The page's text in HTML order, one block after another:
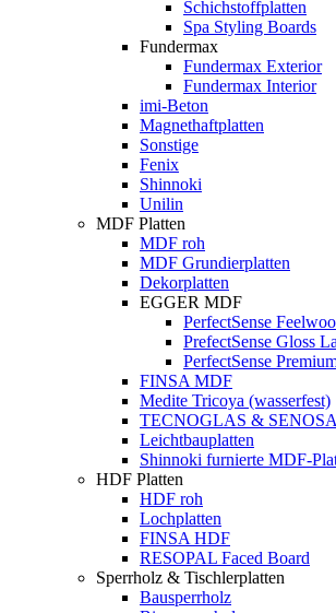
Schichstoffplatten
Spa Styling Boards
Fundermax
Fundermax Exterior
Fundermax Interior
imi-Beton
Magnethaftplatten
Sonstige
Fenix
Shinnoki
Unilin
MDF Platten
MDF roh
MDF Grundierplatten
Dekorplatten
EGGER MDF
PerfectSense
PrefectSense Gloss
PerfectSense
FINSA MDF
Medite Tricoya (wasserfest)
TECNOGLAS &
Leichtbauplatten
Shinnoki furnierte MDF-
HDF Platten
HDF roh
Lochplatten
FINSA HDF
RESOPAL Faced Board
Sperrholz & Tischlerplatten
Bausperrholz